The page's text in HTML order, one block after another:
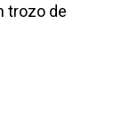
trozo de